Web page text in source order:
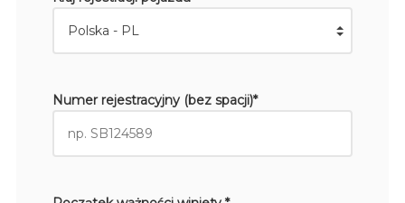
Numer rejestracyjny (bez spacji)*